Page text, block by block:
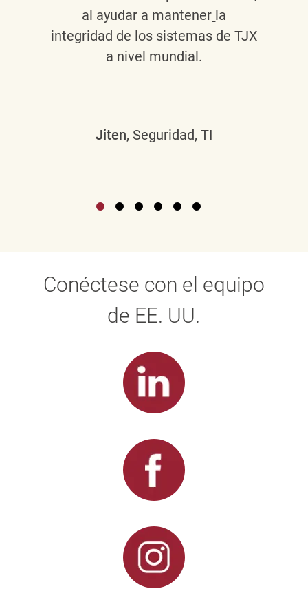
al ayudar a mantener la
integridad de los sistemas de TJX
a nivel mundial.
Jiten, Seguridad, TI
Conéctese con el equipo
de EE. UU.